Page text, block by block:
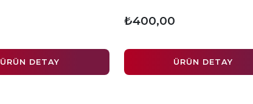
ÜRÜN DETAY
₺400,00
ÜRÜN DETAY